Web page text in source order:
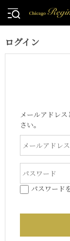
ログイン
メールアドレ
さい。
パスワード